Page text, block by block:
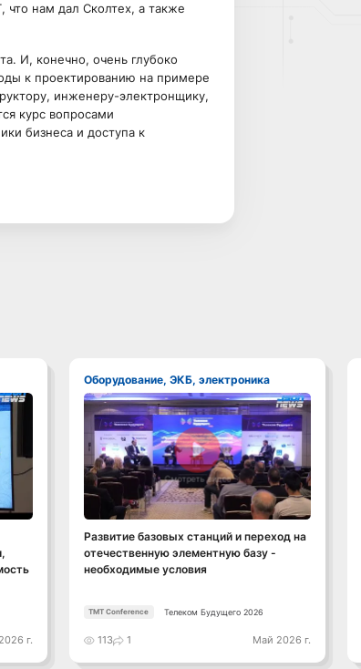
что нам дал Сколтех, а также
И, конечно, очень глубоко
к проектированию на примере
инженеру-электронщику,
курс вопросами
бизнеса и доступа к
г.
Оборудование, ЭКБ, электроника
Смотреть видео
Развитие базовых станций и переход на
отечественную элементную базу -
необходимые условия
TMT Conference Телеком Будущего 2026
113 1 Май 2026 г.